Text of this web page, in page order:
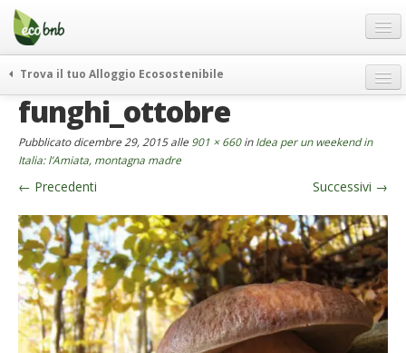
Menu
Salta
contenuto
Offerte Speciali
Regali
FAQ
Chi Siamo
Partner
Contatti
Italiano
German
Trova il tuo Alloggio Ecosostenibile
weekend green
curiosità
vivere e viaggiare verde
news ed eventi
ecohotel
rassegna stampa
funghi_ottobre
Pubblicatodicembre 29, 2015alle 901 × 660inIdea per un weekend in
Italia: l’Amiata, montagna madre
← Precedenti Successivi →